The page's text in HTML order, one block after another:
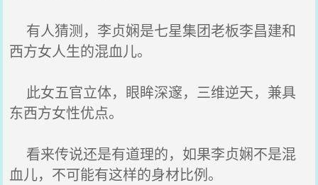
有人猜测，李贞娴是七星集团老板李昌建和
西方女人生的混血儿。
此女五官立体，眼眸深邃，三维逆天，兼具
东西方女性优点。
看来传说还是有道理的，如果李贞娴不是混
血儿，不可能有这样的身材比例。